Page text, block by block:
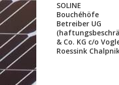
SOLINE
Bouchéhöfe
Betreiber UG
& Co. KG c/o
Roessink